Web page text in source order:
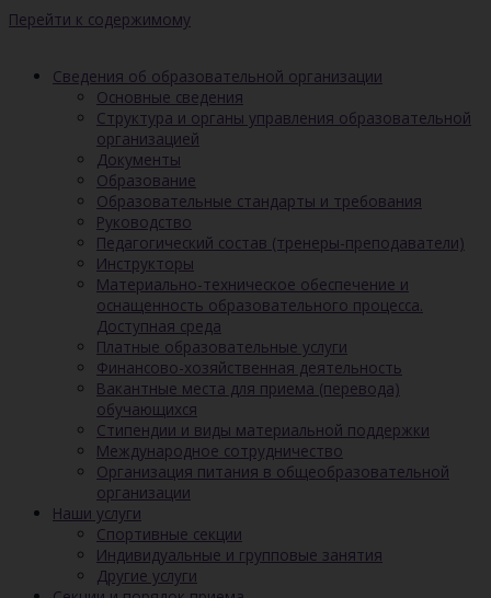
Перейти к содержимому
Сведения об образовательной организации
Основные сведения
Структура и органы управления образовательной
организацией
Документы
Образование
Образовательные стандарты и требования
Руководство
Педагогический состав (тренеры-преподаватели)
Инструкторы
Материально-техническое обеспечение и
оснащенность образовательного процесса.
Доступная среда
Платные образовательные услуги
Финансово-хозяйственная деятельность
Вакантные места для приема (перевода)
обучающихся
Стипендии и виды материальной поддержки
Международное сотрудничество
Организация питания в общеобразовательной
организации
Наши услуги
Спортивные секции
Индивидуальные и групповые занятия
Другие услуги